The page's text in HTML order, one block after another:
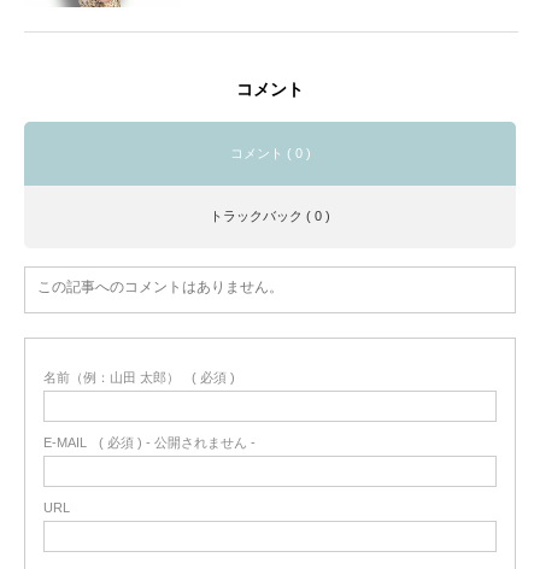
コメント
コメント ( 0 )
トラックバック ( 0 )
この記事へのコメントはありません。
名前（例：山田 太郎） ( 必須 )
E-MAIL ( 必須 ) - 公開されません -
URL